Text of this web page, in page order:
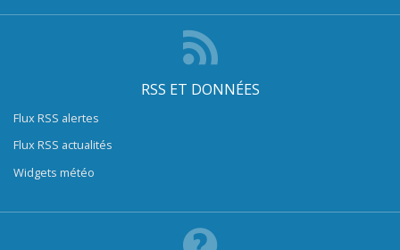
RSS ET DONNÉES
Flux RSS alertes
Flux RSS actualités
Widgets météo